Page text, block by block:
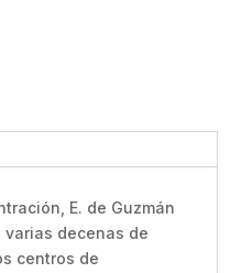
E. de Guzmán
decenas de
centros de